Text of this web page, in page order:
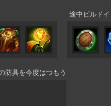
途中ビルドイ
具を今度はつもう